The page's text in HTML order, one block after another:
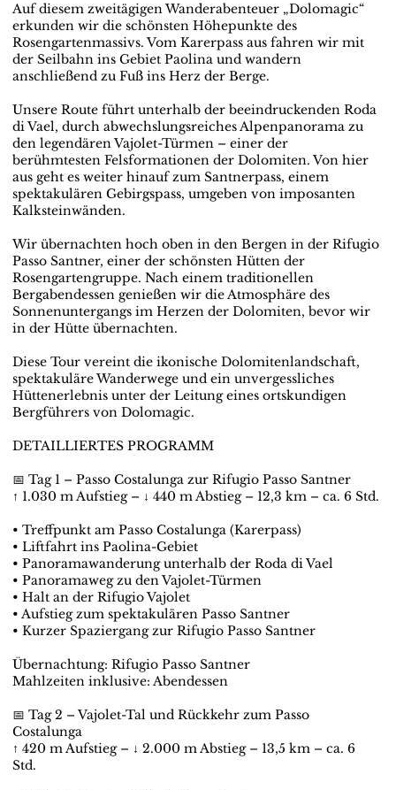
Auf diesem zweitägigen Wanderabenteuer „Dolomagic“
erkunden wir die schönsten Höhepunkte des
Rosengartenmassivs. Vom Karerpass aus fahren wir mit
der Seilbahn ins Gebiet Paolina und wandern
anschließend zu Fuß ins Herz der Berge.
Unsere Route führt unterhalb der beeindruckenden Roda
di Vael, durch abwechslungsreiches Alpenpanorama zu
den legendären Vajolet-Türmen – einer der
berühmtesten Felsformationen der Dolomiten. Von hier
aus geht es weiter hinauf zum Santnerpass, einem
spektakulären Gebirgspass, umgeben von imposanten
Kalksteinwänden.
Wir übernachten hoch oben in den Bergen in der Rifugio
Passo Santner, einer der schönsten Hütten der
Rosengartengruppe. Nach einem traditionellen
Bergabendessen genießen wir die Atmosphäre des
Sonnenuntergangs im Herzen der Dolomiten, bevor wir
in der Hütte übernachten.
Diese Tour vereint die ikonische Dolomitenlandschaft,
spektakuläre Wanderwege und ein unvergessliches
Hüttenerlebnis unter der Leitung eines ortskundigen
Bergführers von Dolomagic.
DETAILLIERTES PROGRAMM
📅 Tag 1 – Passo Costalunga zur Rifugio Passo Santner
↑ 1.030 m Aufstieg – ↓ 440 m Abstieg – 12,3 km – ca. 6 Std.
• Treffpunkt am Passo Costalunga (Karerpass)
• Liftfahrt ins Paolina-Gebiet
• Panoramawanderung unterhalb der Roda di Vael
• Panoramaweg zu den Vajolet-Türmen
• Halt an der Rifugio Vajolet
• Aufstieg zum spektakulären Passo Santner
• Kurzer Spaziergang zur Rifugio Passo Santner
Übernachtung: Rifugio Passo Santner
Mahlzeiten inklusive: Abendessen
📅 Tag 2 – Vajolet-Tal und Rückkehr zum Passo
Costalunga
↑ 420 m Aufstieg – ↓ 2.000 m Abstieg – 13,5 km – ca. 6
Std.